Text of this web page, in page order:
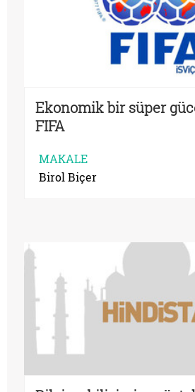
Ekonomik bir süper
FIFA
MAKALE
Birol Biçer